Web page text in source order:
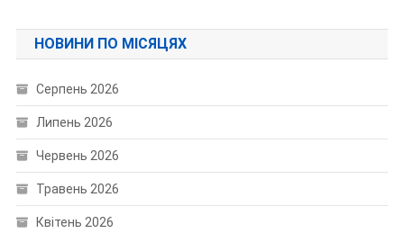
НОВИНИ ПО МІСЯЦЯХ
Серпень 2026
Липень 2026
Червень 2026
Травень 2026
Квітень 2026